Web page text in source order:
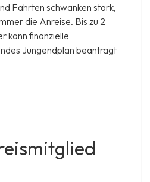
Fahrten schwanken stark,
die Anreise. Bis zu 2
kann finanzielle
Jungendplan beantragt